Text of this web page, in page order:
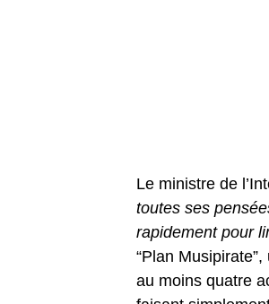
Le ministre de
toutes ses
rapidement pour
“Plan
au moins quatre